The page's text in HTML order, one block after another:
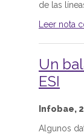
de las
Leer nota
Un
ESI
Infobae,
Algunos